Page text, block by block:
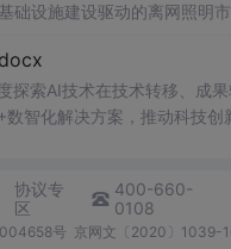
础设施建设驱动的离网照明
索AI技术在技术转移、成
智化解决方案，推动科技创
协议专
区
400-660-
0108
号 京网文〔2020〕1039-